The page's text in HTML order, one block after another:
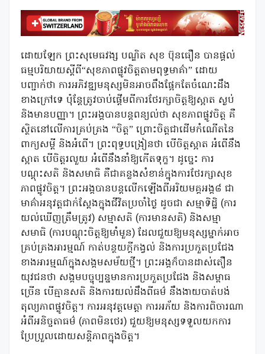
ដោយឡែក ព្រះសុមេធវង្ស បណ្ឌិត សុខ ប៊ុនធឿន បានផ្តល់
ធម្មបរិយាយស្តីពី“សុខភាពផ្លូវចិត្តតាមពុទ្ធមាគ៌ា” ដោយ
បញ្ជាក់ថា ការអភិវឌ្ឍមនុស្សមិនអាចពឹងផ្អែកតែចំណេះដឹង
ខាងក្រៅទេ ប៉ុន្តែត្រូវចាប់ផ្តើមពីការថែរក្សាចិត្តឱ្យស្អាត ស្ងប់
និងមានបញ្ញា។ ព្រះអង្គបានបន្តពន្យល់ថា សុខភាពផ្លូវចិត្ត គឺ
ស្ថិតនៅលើការគ្រប់គ្រង “ចិត្ត” ព្រោះចិត្តជាដើមកំណើតនៃ
ពាក្យសម្ដី និងអំពើ។ ព្រះពុទ្ធបង្រៀនថា បើចិត្តស្អាត អំពើនឹង
ស្អាត បើចិត្តរលួយ អំពើនឹងនាំឱ្យកើតទុក្ខ។ ដូច្នេះ ការ
បណ្តុះសតិ និងសមាធិ គឺជាគន្លងសំខាន់ក្នុងការថែរក្សាសុខ
ភាពផ្លូវចិត្ត។ ព្រះអង្គបានបន្តលើកឡើងពីអរិយមគ្គអង្គ៨ ជា
មាគ៌ាអនុវត្តជាក់ស្តែងក្នុងជីវិតប្រចាំថ្ងៃ ដូចជា សម្មាទិដ្ឋិ (ការ
យល់ឃើញត្រឹមត្រូវ) សម្មាសតិ (ការមានសតិ) និងសម្មា
សមាធិ (ការបណ្តុះចិត្តឱ្យមាំមួន) ដែលជួយឱ្យមនុស្សម្នាក់អាច
គ្រប់គ្រងអារម្មណ៍ កាត់បន្ថយក្តីកង្វល់ និងការប្រកួតប្រជែង
ខាងអារម្មណ៍ក្នុងសង្គមសម័យថ្មី។ ព្រះអង្គក៏បានដាស់តឿន
យុវជនថា សង្គមបច្ចុប្បន្នមានការប្រកួតប្រជែង និងសម្ពាធ
ច្រើន បើគ្មានសតិ និងការយល់ដឹងពីធម៌ នឹងងាយបាត់បង់
តុល្យភាពផ្លូវចិត្ត។ ការអនុវត្តមេត្តា ការអភ័យ និងការពិចារណា
អំពីអនិច្ចតាធម៌ (ភាពមិនថេរ) ជួយឱ្យមនុស្សទទួលយកការ
ប្រែប្រួលដោយសន្តិភាពក្នុងចិត្ត។